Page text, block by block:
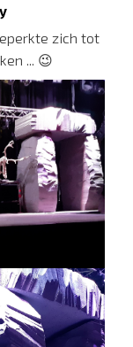
zich tot
... 😉